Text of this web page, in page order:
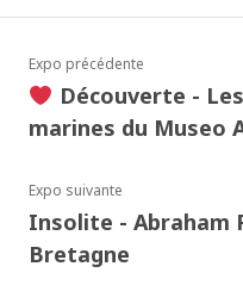
Expo précédente
Découverte -
marines du Museo
Expo suivante
Insolite - Abraham
Bretagne